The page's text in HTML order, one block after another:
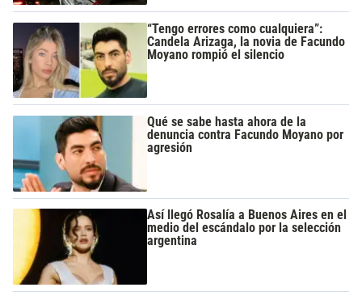
“Tengo errores como cualquiera”:
Candela Arizaga, la novia de Facundo
Moyano rompió el silencio
Qué se sabe hasta ahora de la
denuncia contra Facundo Moyano por
agresión
Así llegó Rosalía a Buenos Aires en el
medio del escándalo por la selección
argentina